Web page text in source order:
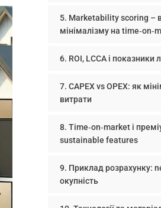
Marketability scoring –
мінімалізму на
ROI, LCCA і показники
CAPEX vs OPEX: як
витрати
Time‑on‑market і
sustainable features
Приклад розрахунку:
окупність